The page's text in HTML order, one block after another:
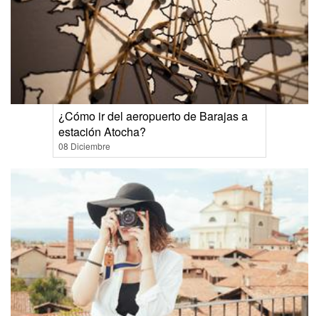
¿Cómo ir del aeropuerto de Barajas a
estación Atocha?
08 Diciembre